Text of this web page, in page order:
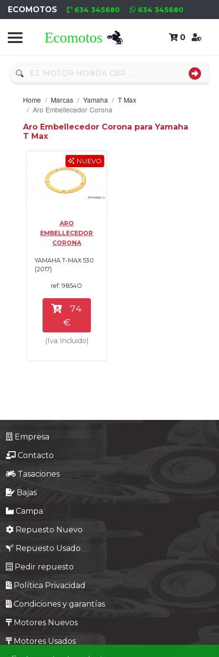
ECOMOTOS 634 345680 634 345680
0
Home
Usado
Neumáticos
Campa
Motores
Nuevos
Motores
Tasaciones
Formulario
Empresa
Contacto
Home Marcas Yamaha
T Max
Aro Embellecedor Corona
Aro Embellecedor Corona para Yamaha
T Max
NUEVO
ARO
EMBELLECEDOR
CORONA
YAMAHA T-MAX 530
(2017)
ref: 9854O
74
€
(Iva Incluido)
Empresa
Contacto
Tasaciones
Bajas
Campa
Repuesto Nuevo
Repuesto Usado
Pedir repuesto
Política Privacidad
Condiciones y garantías
Motores Nuevos
Motores Usados